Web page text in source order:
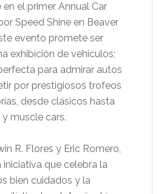
el primer Annual Car
Speed Shine en Beaver
evento promete ser
exhibición de vehículos;
para admirar autos
por prestigiosos trofeos
desde clásicos hasta
muscle cars.
R. Flores y Eric Romero,
que celebra la
bien cuidados y la